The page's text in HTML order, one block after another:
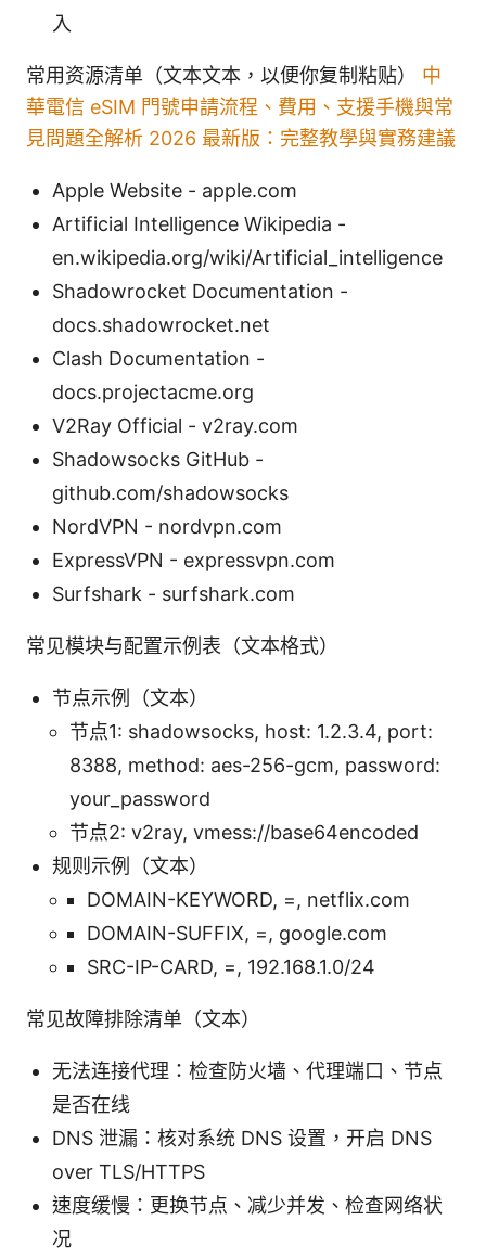
入
常用资源清单（文本文本，以便你复制粘贴） 中
華電信 eSIM 門號申請流程、費用、支援手機與常
見問題全解析 2026 最新版：完整教學與實務建議
Apple Website - apple.com
Artificial Intelligence Wikipedia -
en.wikipedia.org/wiki/Artificial_intelligence
Shadowrocket Documentation -
docs.shadowrocket.net
Clash Documentation -
docs.projectacme.org
V2Ray Official - v2ray.com
Shadowsocks GitHub -
github.com/shadowsocks
NordVPN - nordvpn.com
ExpressVPN - expressvpn.com
Surfshark - surfshark.com
常见模块与配置示例表（文本格式）
节点示例（文本）
节点1: shadowsocks, host: 1.2.3.4, port:
8388, method: aes-256-gcm, password:
your_password
节点2: v2ray, vmess://base64encoded
规则示例（文本）
DOMAIN-KEYWORD, =, netflix.com
DOMAIN-SUFFIX, =, google.com
SRC-IP-CARD, =, 192.168.1.0/24
常见故障排除清单（文本）
无法连接代理：检查防火墙、代理端口、节点
是否在线
DNS 泄漏：核对系统 DNS 设置，开启 DNS
over TLS/HTTPS
速度缓慢：更换节点、减少并发、检查网络状
况